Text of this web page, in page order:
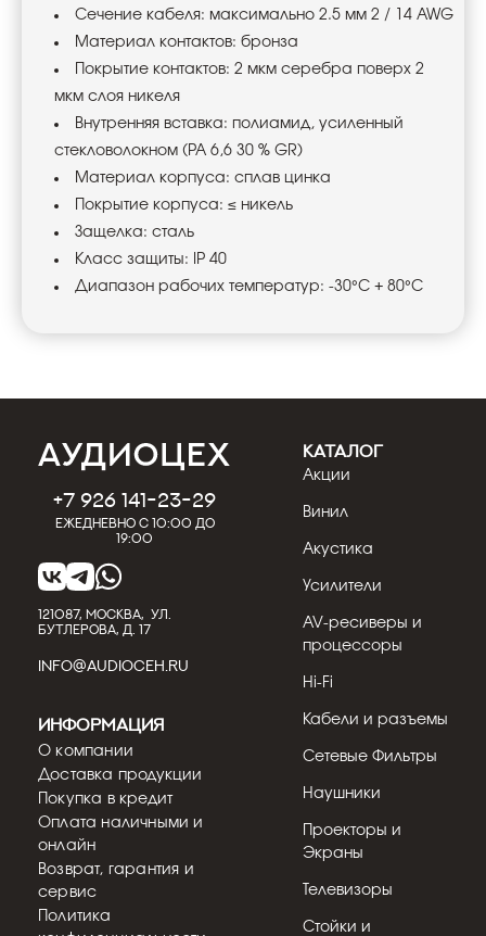
Сечение кабеля: максимально 2.5 мм 2 / 14 AWG
Материал контактов: бронза
Покрытие контактов: 2 мкм серебра поверх 2
мкм слоя никеля
Внутренняя вставка: полиамид, усиленный
стекловолокном (PA 6,6 30 % GR)
Материал корпуса: сплав цинка
Покрытие корпуса: ≤ никель
Защелка: сталь
Класс защиты: IP 40
Диапазон рабочих температур: -30°C + 80°C
+7 926 141-23-29
Ежедневно с 10:00 до
19:00
121087, МОСКВА, УЛ.
БУТЛЕРОВА, Д. 17
INFO@AUDIOCEH.RU
КАТАЛОГ
Акции
Винил
Акустика
Усилители
AV-ресиверы и
процессоры
Hi-Fi
Кабели и разъемы
Сетевые Фильтры
Наушники
Проекторы и
Экраны
Телевизоры
Стойки и
Информация
О компании
Доставка продукции
Покупка в кредит
Оплата наличными и
онлайн
Возврат, гарантия и
сервис
Политика